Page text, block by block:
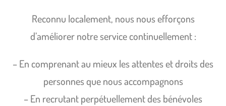
Reconnu localement, nous nous efforçons
d’améliorer notre service continuellement :
– En comprenant au mieux les attentes et droits des
personnes que nous accompagnons
– En recrutant perpétuellement des bénévoles